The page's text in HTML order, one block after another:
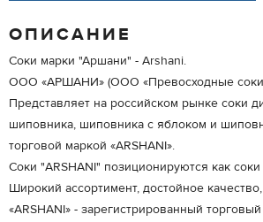
ОПИСАНИЕ
Соки марки "Аршани" - Arshani.
ООО «АРШАНИ» (ООО «Превосходные
Представляет на российском рынке соки
шиповника, шиповника с яблоком и
торговой маркой «ARSHANI».
Соки "ARSHANI" позиционируются как
Широкий ассортимент, достойное
«ARSHANI» - зарегистрированный